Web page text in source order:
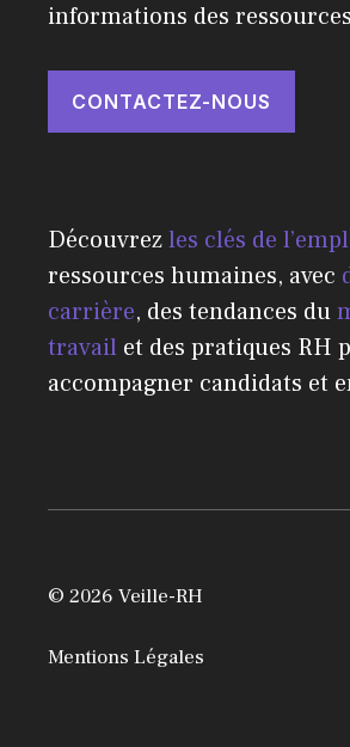
informations des
CONTACTEZ-NOUS
Découvrezles clés de
ressources humaines, avec
carrière, des tendances du
travail et des pratiques RH
accompagner candidats et
© 2026 Veille-RH
Mentions Légales